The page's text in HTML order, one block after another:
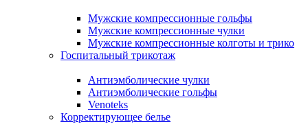
Мужские компрессионные гольфы
Мужские компрессионные чулки
Мужские компрессионные колготы и трико
Госпитальный трикотаж
Антиэмболические чулки
Антиэмболические гольфы
Venoteks
Корректирующее белье